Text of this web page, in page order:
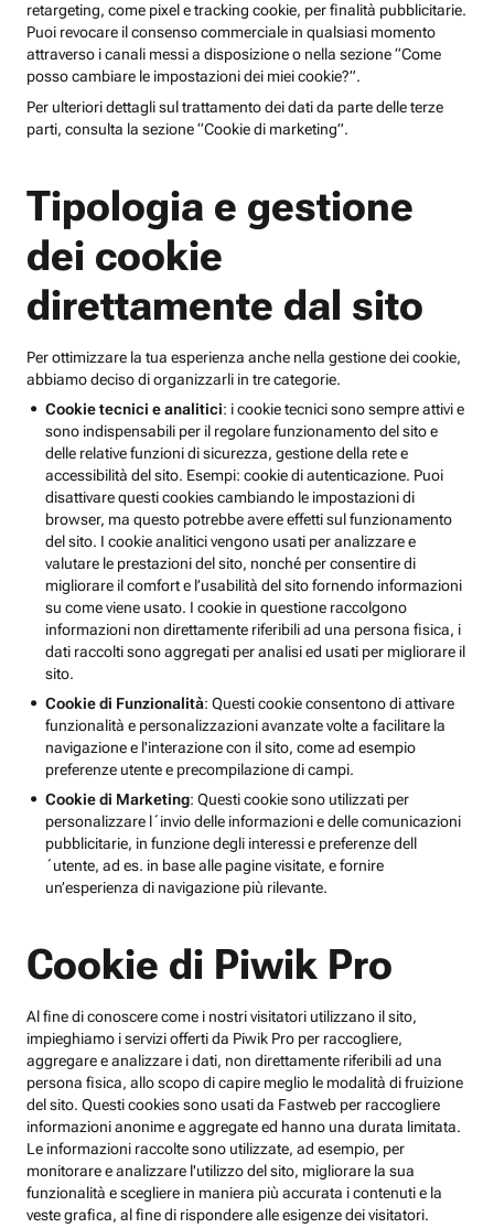
retargeting, come pixel e tracking cookie, per finalità pubblicitarie.
Puoi revocare il consenso commerciale in qualsiasi momento
attraverso i canali messi a disposizione o nella sezione “Come
posso cambiare le impostazioni dei miei cookie?”.
Per ulteriori dettagli sul trattamento dei dati da parte delle terze
parti, consulta la sezione “Cookie di marketing”.
Tipologia e gestione
dei cookie
direttamente dal sito
Per ottimizzare la tua esperienza anche nella gestione dei cookie,
abbiamo deciso di organizzarli in tre categorie.
Cookie tecnici e analitici: i cookie tecnici sono sempre attivi e
sono indispensabili per il regolare funzionamento del sito e
delle relative funzioni di sicurezza, gestione della rete e
accessibilità del sito. Esempi: cookie di autenticazione. Puoi
disattivare questi cookies cambiando le impostazioni di
browser, ma questo potrebbe avere effetti sul funzionamento
del sito. I cookie analitici vengono usati per analizzare e
valutare le prestazioni del sito, nonché per consentire di
migliorare il comfort e l’usabilità del sito fornendo informazioni
su come viene usato. I cookie in questione raccolgono
informazioni non direttamente riferibili ad una persona fisica, i
dati raccolti sono aggregati per analisi ed usati per migliorare il
sito.
Cookie di Funzionalità: Questi cookie consentono di attivare
funzionalità e personalizzazioni avanzate volte a facilitare la
navigazione e l'interazione con il sito, come ad esempio
preferenze utente e precompilazione di campi.
Cookie di Marketing: Questi cookie sono utilizzati per
personalizzare l´invio delle informazioni e delle comunicazioni
pubblicitarie, in funzione degli interessi e preferenze dell
´utente, ad es. in base alle pagine visitate, e fornire
un’esperienza di navigazione più rilevante.
Cookie di Piwik Pro
Al fine di conoscere come i nostri visitatori utilizzano il sito,
impieghiamo i servizi offerti da Piwik Pro per raccogliere,
aggregare e analizzare i dati, non direttamente riferibili ad una
persona fisica, allo scopo di capire meglio le modalità di fruizione
del sito. Questi cookies sono usati da Fastweb per raccogliere
informazioni anonime e aggregate ed hanno una durata limitata.
Le informazioni raccolte sono utilizzate, ad esempio, per
monitorare e analizzare l'utilizzo del sito, migliorare la sua
funzionalità e scegliere in maniera più accurata i contenuti e la
veste grafica, al fine di rispondere alle esigenze dei visitatori.